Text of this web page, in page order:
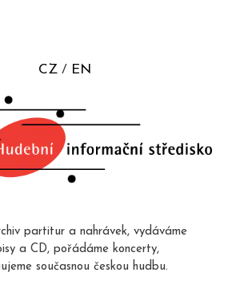
CZ EN
partitur a nahrávek, vydáváme
a CD, pořádáme koncerty,
současnou českou hudbu.